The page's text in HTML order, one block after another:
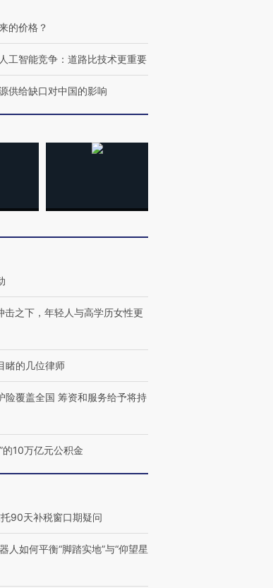
育部长拱下台
飞地休达
的价格？
工智能竞争：道路比技术更重要
供给缺口对中国的影响
击之下，年轻人与高学历女性更
睹的几位律师
险覆盖全国 筹资和服务给予将持
的10万亿元公积金
90天补税窗口期疑问
人如何平衡“脚踏实地”与“仰望星